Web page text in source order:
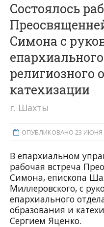
Состоялось
Симона с
религиозного
катехизации
г. Шахты
ОПУБЛИКОВАНО 23 ИЮНЯ
В епархиальном
рабочая встреча
Симона, епископа
Миллеровского, с
епархиального
образования и
Сергием Яценко.